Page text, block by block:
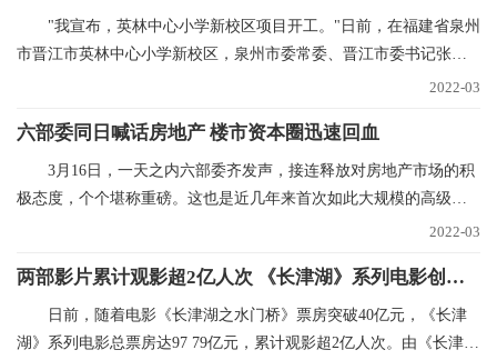
"我宣布，英林中心小学新校区项目开工。"日前，在福建省泉州
市晋江市英林中心小学新校区，泉州市委常委、晋江市委书记张文
2022-03
六部委同日喊话房地产 楼市资本圈迅速回血
3月16日，一天之内六部委齐发声，接连释放对房地产市场的积
极态度，个个堪称重磅。这也是近几年来首次如此大规模的高级别
2022-03
两部影片累计观影超2亿人次 《长津湖》系列电影创纪录
日前，随着电影《长津湖之水门桥》票房突破40亿元，《长津
湖》系列电影总票房达97 79亿元，累计观影超2亿人次。由《长津